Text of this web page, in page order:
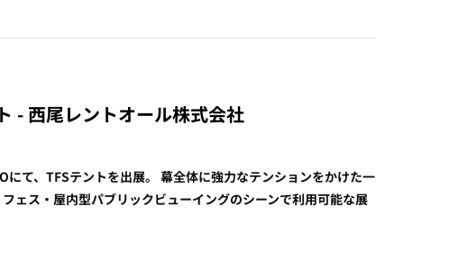
- 西尾レントオール株式会社
て、TFSテントを出展。 幕全体に強力なテンションをかけた一
ェス・屋内型パブリックビューイングのシーンで利用可能な展